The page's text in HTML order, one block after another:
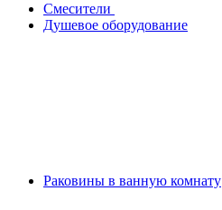
Смесители
Душевое оборудование
Раковины в ванную комнату